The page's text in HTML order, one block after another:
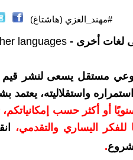
#مهند_الغزي (هاشتاغ)
لغات أخرى - languages
مستقل يسعى لنشر قيم
واستقلاليته،
10 دولارات سنويًا أو أكثر حسب
للفكر اليساري والتقدمي،
.